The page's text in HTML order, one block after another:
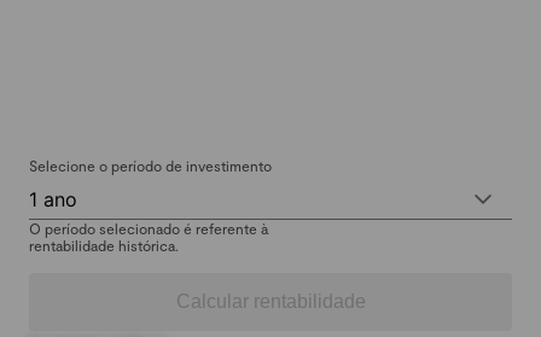
Selecione o período de investimento
1 ano
O período selecionado é referente à
rentabilidade histórica.
Calcular rentabilidade